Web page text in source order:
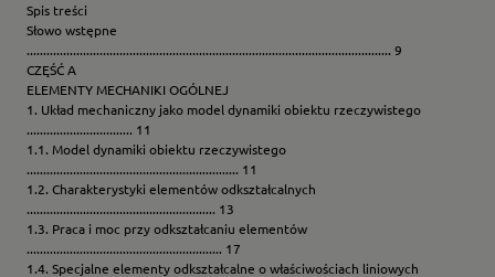
Spis treści
Słowo wstępne
.............................................................................................................. 9
CZĘŚĆ A
ELEMENTY MECHANIKI OGÓLNEJ
1. Układ mechaniczny jako model dynamiki obiektu rzeczywistego
................................ 11
1.1. Model dynamiki obiektu rzeczywistego
................................................................ 11
1.2. Charakterystyki elementów odkształcalnych
......................................................... 13
1.3. Praca i moc przy odkształcaniu elementów
........................................................... 17
1.4. Specjalne elementy odkształcalne o właściwościach liniowych